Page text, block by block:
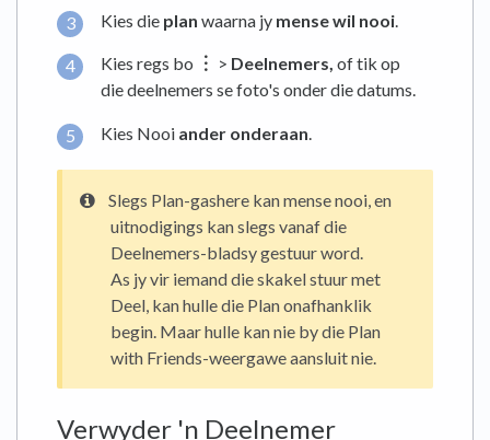
Kies die plan waarna jy mense wil nooi
Kies regs bo ︙ > Deelnemers, of tik op
die deelnemers se foto's onder die datums.
Kies Nooi ander onderaan
Slegs Plan-gashere kan mense nooi, en
uitnodigings kan slegs vanaf die
Deelnemers-bladsy gestuur word.
As jy vir iemand die skakel stuur met
Deel, kan hulle die Plan onafhanklik
begin. Maar hulle kan nie by die Plan
with Friends-weergawe aansluit nie.
Verwyder 'n Deelnemer